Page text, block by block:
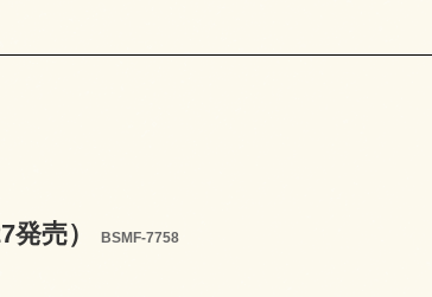
発売） BSMF-7758